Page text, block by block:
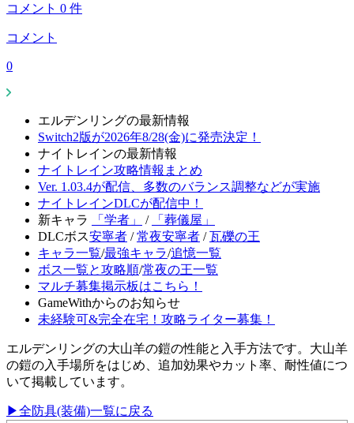
コメント 0 件
コメント
0
エルデンリングの最新情報
Switch2版が2026年8/28(金)に発売決定！
ナイトレインの最新情報
ナイトレイン攻略情報まとめ
Ver. 1.03.4が配信、多数のバランス調整などが実施
ナイトレインDLCが配信中！
新キャラ
「学者」 /
「葬儀屋」
DLCボス安寧者 /常夜安寧者 /瓦礫の王
キャラ一覧/最強キャラ/追憶一覧
ボス一覧と攻略順/常夜の王一覧
マルチ募集掲示板はこちら！
GameWithからのお知らせ
未経験可&完全在宅！攻略ライター募集！
エルデンリングの大山羊の鎧の性能と入手方法です。大山羊
の鎧の入手場所をはじめ、追加効果やカット率、耐性値につ
いて掲載しています。
▶全防具(装備)一覧に戻る